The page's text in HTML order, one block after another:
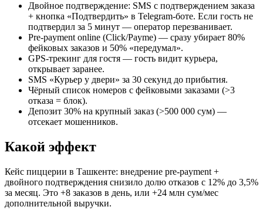
Двойное подтверждение: SMS с подтверждением заказа
+ кнопка «Подтвердить» в Telegram-боте. Если гость не
подтвердил за 5 минут — оператор перезванивает.
Pre-payment online (Click/Payme) — сразу убирает 80%
фейковых заказов и 50% «передумал».
GPS-трекинг для гостя — гость видит курьера,
открывает заранее.
SMS «Курьер у двери» за 30 секунд до прибытия.
Чёрный список номеров с фейковыми заказами (>3
отказа = блок).
Депозит 30% на крупный заказ (>500 000 сум) —
отсекает мошенников.
Какой эффект
Кейс пиццерии в Ташкенте: внедрение pre-payment +
двойного подтверждения снизило долю отказов с 12% до 3,5%
за месяц. Это +8 заказов в день, или +24 млн сум/мес
дополнительной выручки.